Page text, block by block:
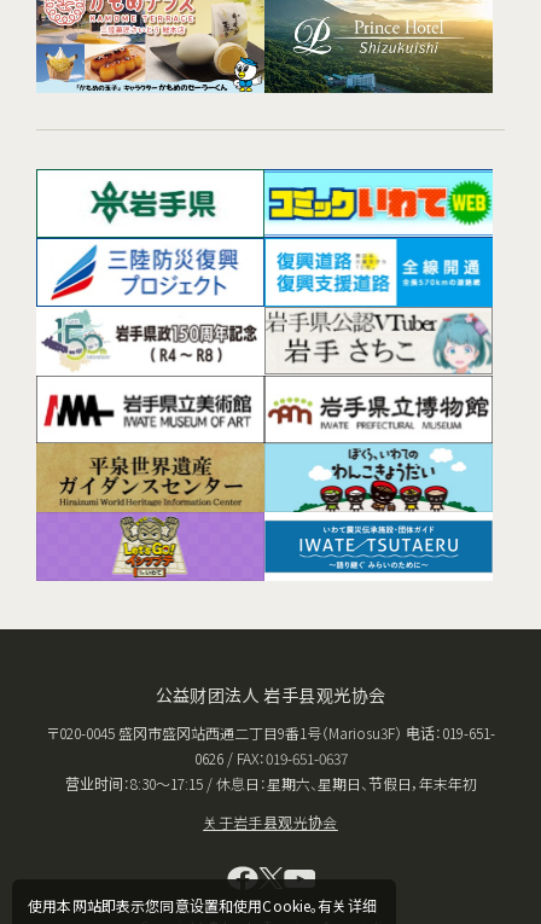
使用本网站即表示您同意设置和使用Cookie。有关详细
公益财团法人 岩手县观光协会
〒020-0045 盛冈市盛冈站西通二丁目9番1号（Mariosu3F） 电话：019-651-
0626 / FAX：019-651-0637
营业时间：8:30〜17:15 / 休息日：星期六、星期日、节假日，年末年初
关于岩手县观光协会